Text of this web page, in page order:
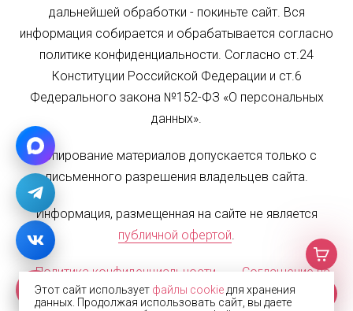
дальнейшей обработки - покиньте сайт. Вся
информация собирается и обрабатывается согласно
политике конфиденциальности. Согласно ст.24
Конституции Российской Федерации и ст.6
Федерального закона №152-ФЗ «О персональных
данных».
Копирование материалов допускается только с
письменного разрешения владельцев сайта.
Информация, размещенная на сайте не является
публичной офертой.
Политика конфиденциальности
Соглашение на
обработку персональных данных
Карта сайта
Этот сайт использует файлы cookie для хранения
данных. Продолжая использовать сайт, вы даете